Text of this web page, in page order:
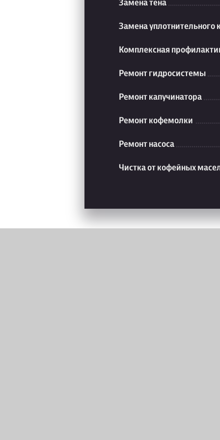
Замена тена
Замена уплотнительного
Комплексная
Ремонт гидросистемы
Ремонт капучинатора
Ремонт кофемолки
Ремонт насоса
Чистка от кофейных